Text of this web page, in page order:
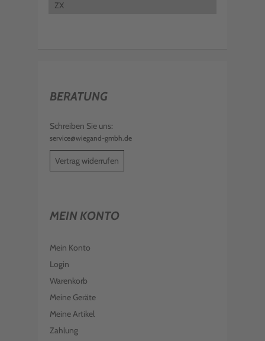
ZX
BERATUNG
Schreiben Sie uns:
service@wiegand-gmbh.de
Vertrag widerrufen
MEIN KONTO
Mein Konto
Login
Warenkorb
Meine Geräte
Meine Artikel
Zahlung